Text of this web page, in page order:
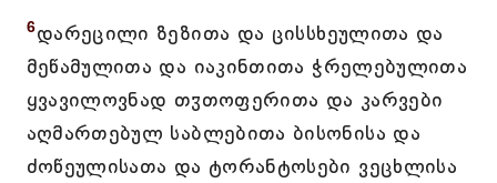
6დარეცილი ზეზითა და ცისსხეულითა და
მეწამულითა და იაკინთითა ჭრელებულითა
ყვავილოვნად თჳთოფერითა და კარვები
აღმართებულ საბლებითა ბისონისა და
ძოწეულისათა და ტორანტოსები ვეცხლისა